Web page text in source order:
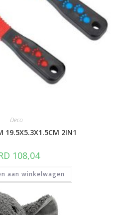
Deco
19.5X5.3X1.5CM 2IN1
108,04
aan winkelwagen